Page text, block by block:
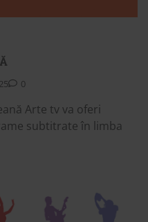
0
Arte tv va oferi
subtitrate în limba